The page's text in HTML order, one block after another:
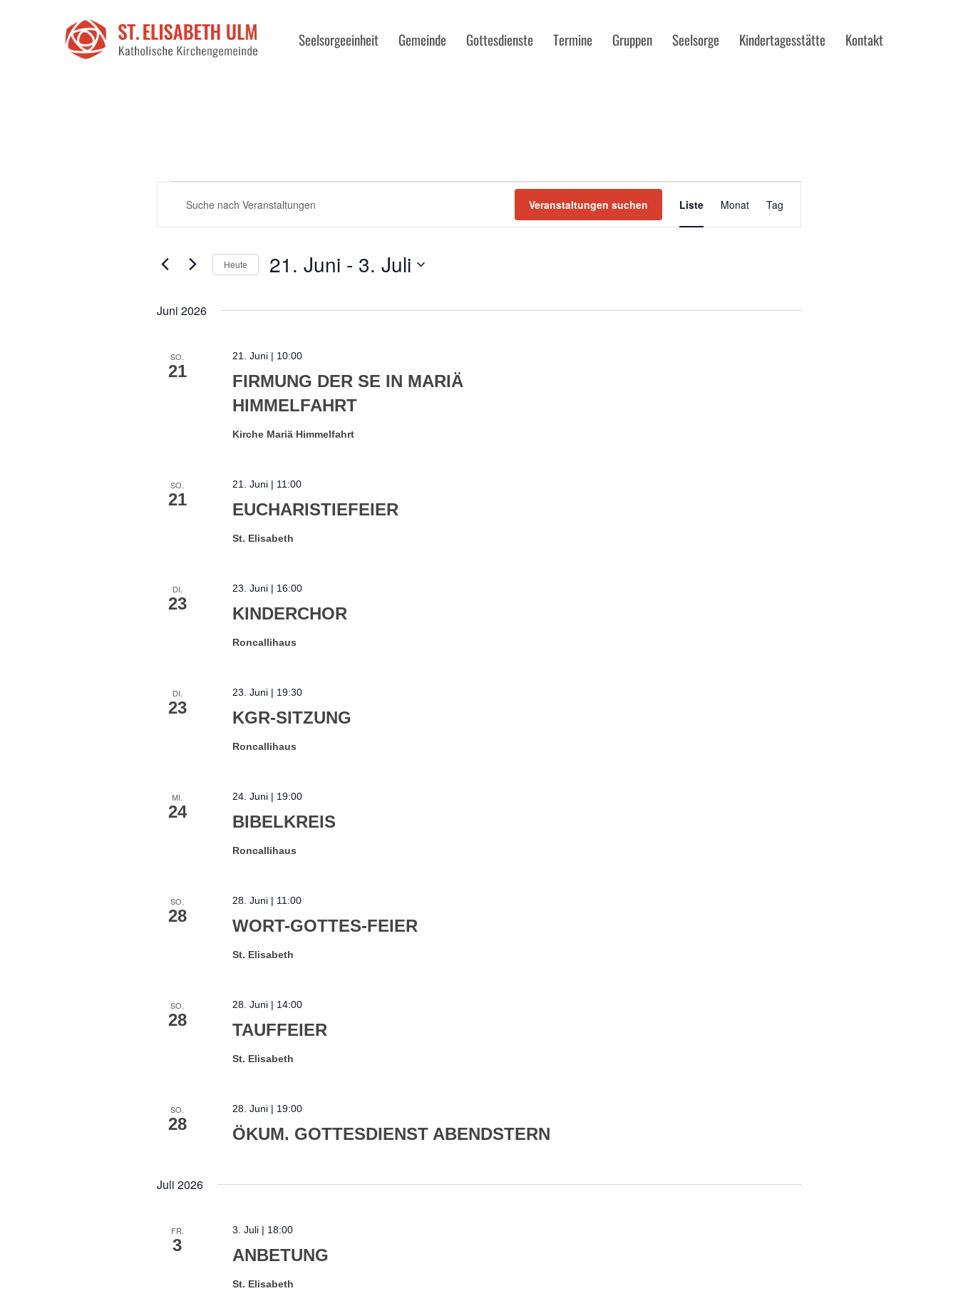
Seelsorgeeinheit Gemeinde Gottesdienste Termine Gruppen Seelsorge Kindertagesstätte Kontakt
VERANSTALTUNGEN
VERANSTALTUNGEN
SUCHE
UND
ANSICHTEN,
NAVIGATION
Suche
nach
Schlüsselwort.
Veranstaltungen suchen
VERANSTALTUNG
ANSICHTEN-
NAVIGATION
Liste Tag
Heute 21. Juni - 3. Juli
Juni 2026
SO.
21
FIRMUNG DER SE IN MARIÄ
HIMMELFAHRT
21. Juni | 10:00
Kirche Mariä Himmelfahrt
SO.
21
EUCHARISTIEFEIER
21. Juni | 11:00
St. Elisabeth
DI.
23
KINDERCHOR
23. Juni | 16:00
Roncallihaus
DI.
23
KGR-SITZUNG
23. Juni | 19:30
Roncallihaus
MI.
24
BIBELKREIS
24. Juni | 19:00
Roncallihaus
SO.
28
WORT-GOTTES-FEIER
28. Juni | 11:00
St. Elisabeth
SO.
28
TAUFFEIER
28. Juni | 14:00
St. Elisabeth
SO.
28
ÖKUM. GOTTESDIENST ABENDSTERN
28. Juni | 19:00
Juli 2026
FR.
3
ANBETUNG
3. Juli | 18:00
St. Elisabeth